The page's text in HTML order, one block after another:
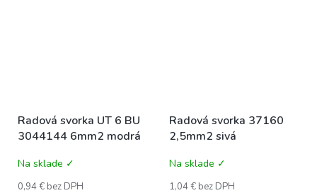
Radová svorka UT 6 BU
3044144 6mm2 modrá
Na sklade ✓
0,94 € bez DPH
Radová svorka 37160
2,5mm2 sivá
Na sklade ✓
1,04 € bez DPH